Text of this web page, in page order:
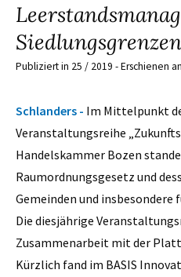
Publiziert in 25 / 2019 - Erschienen
Schlanders - Im Mittelpunkt
Veranstaltungsreihe
Handelskammer Bozen
Raumordnungsgesetz und
Gemeinden und
Die diesjährige
Zusammenarbeit mit der
Kürzlich fand im BASIS